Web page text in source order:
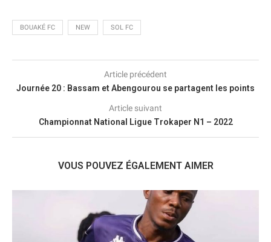
BOUAKÉ FC NEW SOL FC
Article précédent
Journée 20 : Bassam et Abengourou se partagent les points
Article suivant
Championnat National Ligue Trokaper N1 – 2022
VOUS POUVEZ ÉGALEMENT AIMER